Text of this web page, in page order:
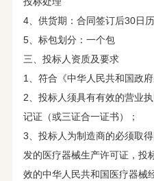
4、供货期：合同签订后30日
5、标包划分：一个包
三、投标人资质及要求
1、符合《中华人民共和国政
2、投标人须具有有效的营业
记证（或三证合一证书）；
3、投标人为制造商的必须取
发的医疗器械生产许可证，投
效的中华人民共和国医疗器械